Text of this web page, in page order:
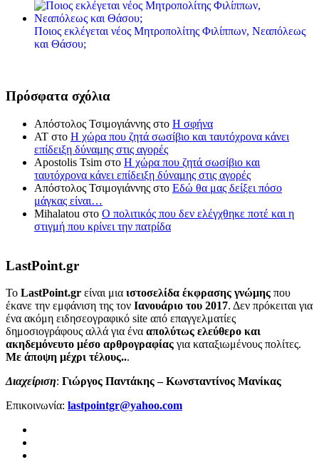
Ποιος εκλέγεται νέος Μητροπολίτης Φιλίππων, Νεαπόλεως
και Θάσου;
Πρόσφατα σχόλια
Απόστολος Τσιμογιάννης στο Η σφήνα
ΑΤ στο Η χώρα που ζητά σωσίβιο και ταυτόχρονα κάνει
επίδειξη δύναμης στις αγορές
Apostolis Tsim στο Η χώρα που ζητά σωσίβιο και
ταυτόχρονα κάνει επίδειξη δύναμης στις αγορές
Απόστολος Τσιμογιάννης στο Εδώ θα μας δείξει πόσο
μάγκας είναι…
Mihalatou στο Ο πολιτικός που δεν ελέγχθηκε ποτέ και η
στιγμή που κρίνει την πατρίδα
LastPoint.gr
To LastPoint.gr είναι μια ιστοσελίδα έκφρασης γνώμης που
έκανε την εμφάνιση της τον Ιανουάριο του 2017. Δεν πρόκειται για
ένα ακόμη ειδησεογραφικό site από επαγγελματίες
δημοσιογράφους αλλά για ένα απολύτως ελεύθερο και
ακηδεμόνευτο μέσο αρθρογραφίας για καταξιωμένους πολίτες.
Με άποψη μέχρι τέλους...
Διαχείριση: Γιώργος Παντάκης – Κωνσταντίνος Μανίκας
Επικοινωνία: lastpointgr@yahoo.com